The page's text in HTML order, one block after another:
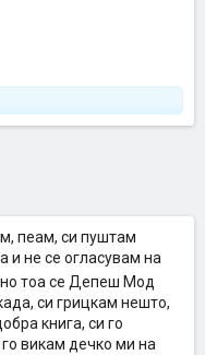
пеам, си пуштам
и не се огласувам на
тоа се Депеш Мод
си грицкам нешто,
книга, си го
викам дечко ми на